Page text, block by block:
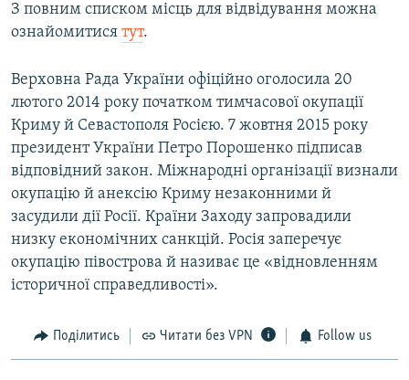
З повним списком місць для відвідування можна
ознайомитися тут.
Верховна Рада України офіційно оголосила 20
лютого 2014 року початком тимчасової окупації
Криму й Севастополя Росією. 7 жовтня 2015 року
президент України Петро Порошенко підписав
відповідний закон. Міжнародні організації визнали
окупацію й анексію Криму незаконними й
засудили дії Росії. Країни Заходу запровадили
низку економічних санкцій. Росія заперечує
окупацію півострова й називає це «відновленням
історичної справедливості».
Поділитись Читати без VPN Follow us